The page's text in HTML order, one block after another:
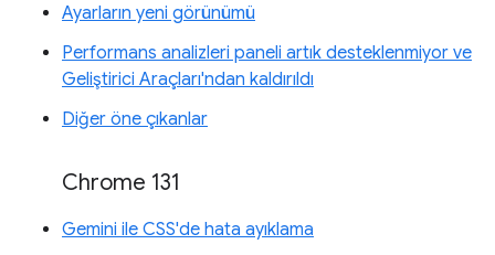
Ayarların yeni görünümü
Performans analizleri paneli artık desteklenmiyor ve
Geliştirici Araçları'ndan kaldırıldı
Diğer öne çıkanlar
Chrome 131
Gemini ile CSS'de hata ayıklama